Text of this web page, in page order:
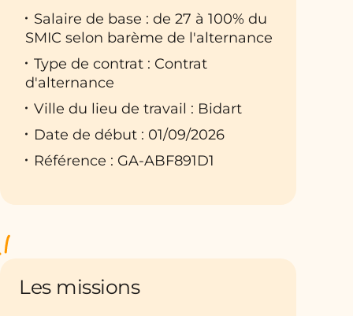
Salaire de base : de 27 à 100% du
SMIC selon barème de l'alternance
Type de contrat : Contrat
d'alternance
Ville du lieu de travail : Bidart
Date de début : 01/09/2026
Référence : GA-ABF891D1
Les missions